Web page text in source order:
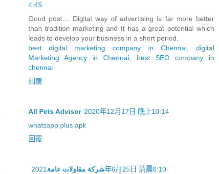
4:45
Good post.... Digital way of advertising is far more better
than tradition marketing and It has a great potential which
leads to develop your business in a short period.
best digital marketing company in Chennai, digital
Marketing Agency in Chennai, best SEO company in
chennai
回覆
All Pets Advisor 2020年12月17日 晚上10:14
whatsapp plus apk
回覆
شركة مقاولات عامة2021年6月25日 清晨6:10